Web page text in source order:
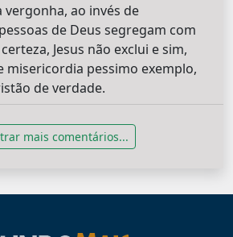
vergonha, ao invés de
de Deus segregam com
Jesus não exclui e sim,
misericordia pessimo exemplo,
de verdade.
mais comentários...